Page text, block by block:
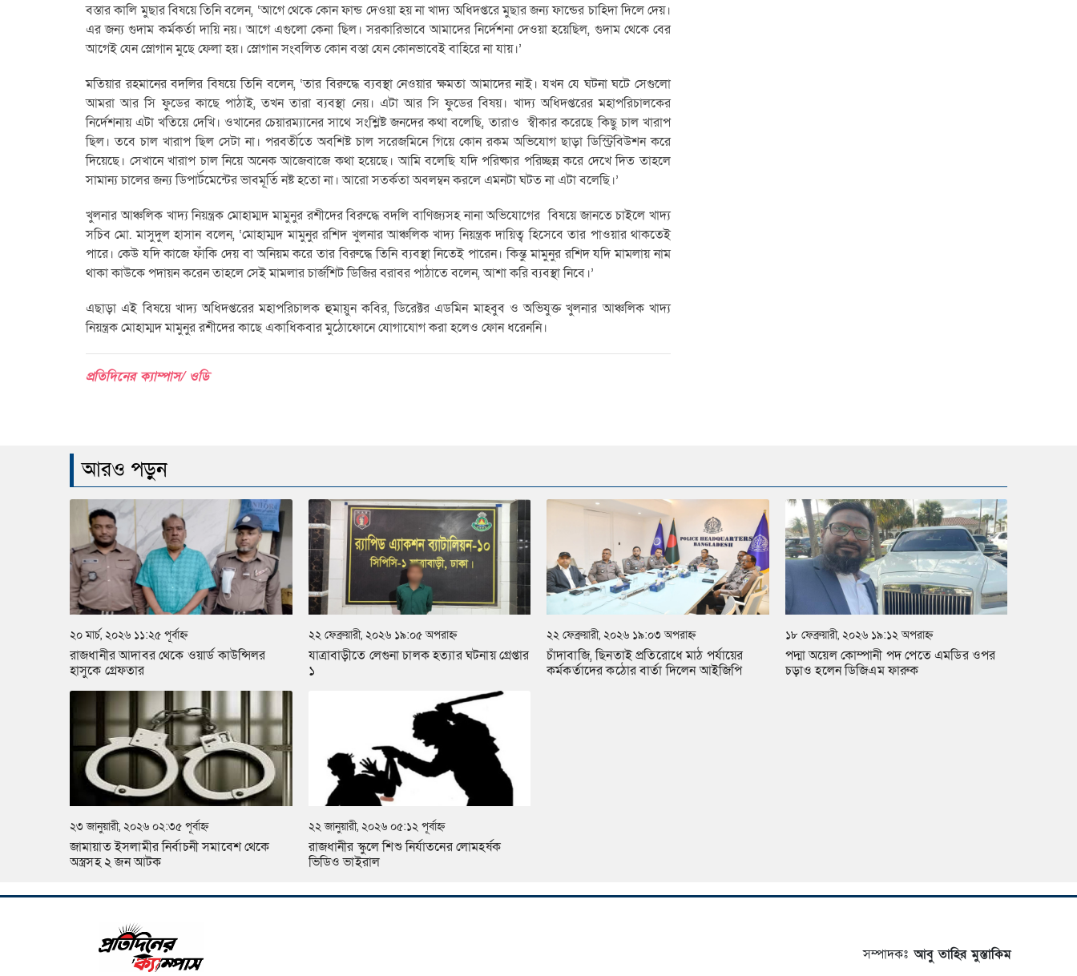
বস্তার কালি মুছার বিষয়ে তিনি বলেন, ‘আগে থেকে কোন ফান্ড দেওয়া হয় না খাদ্য অধিদপ্তরে মুছার জন্য ফান্ডের চাহিদা দিলে দেয়।
এর জন্য গুদাম কর্মকর্তা দায়ি নয়। আগে এগুলো কেনা ছিল। সরকারিভাবে আমাদের নির্দেশনা দেওয়া হয়েছিল, গুদাম থেকে বের
আগেই যেন স্লোগান মুছে ফেলা হয়। স্লোগান সংবলিত কোন বস্তা যেন কোনভাবেই বাহিরে না যায়।’
মতিয়ার রহমানের বদলির বিষয়ে তিনি বলেন, ‘তার বিরুদ্ধে ব্যবস্থা নেওয়ার ক্ষমতা আমাদের নাই। যখন যে ঘটনা ঘটে সেগুলো
আমরা আর সি ফুডের কাছে পাঠাই, তখন তারা ব্যবস্থা নেয়। এটা আর সি ফুডের বিষয়। খাদ্য অধিদপ্তরের মহাপরিচালকের
নির্দেশনায় এটা খতিয়ে দেখি। ওখানের চেয়ারম্যানের সাথে সংশ্লিষ্ট জনদের কথা বলেছি, তারাও স্বীকার করেছে কিছু চাল খারাপ
ছিল। তবে চাল খারাপ ছিল সেটা না। পরবর্তীতে অবশিষ্ট চাল সরেজমিনে গিয়ে কোন রকম অভিযোগ ছাড়া ডিস্ট্রিবিউশন করে
দিয়েছে। সেখানে খারাপ চাল নিয়ে অনেক আজেবাজে কথা হয়েছে। আমি বলেছি যদি পরিষ্কার পরিচ্ছন্ন করে দেখে দিত তাহলে
সামান্য চালের জন্য ডিপার্টমেন্টের ভাবমূর্তি নষ্ট হতো না। আরো সতর্কতা অবলম্বন করলে এমনটা ঘটত না এটা বলেছি।’
খুলনার আঞ্চলিক খাদ্য নিয়ন্ত্রক মোহাম্মদ মামুনুর রশীদের বিরুদ্ধে বদলি বাণিজ্যসহ নানা অভিযোগের বিষয়ে জানতে চাইলে খাদ্য
সচিব মো. মাসুদুল হাসান বলেন, ‘মোহাম্মদ মামুনুর রশিদ খুলনার আঞ্চলিক খাদ্য নিয়ন্ত্রক দায়িত্ব হিসেবে তার পাওয়ার থাকতেই
পারে। কেউ যদি কাজে ফাঁকি দেয় বা অনিয়ম করে তার বিরুদ্ধে তিনি ব্যবস্থা নিতেই পারেন। কিন্তু মামুনুর রশিদ যদি মামলায় নাম
থাকা কাউকে পদায়ন করেন তাহলে সেই মামলার চার্জশিট ডিজির বরাবর পাঠাতে বলেন, আশা করি ব্যবস্থা নিবে।’
এছাড়া এই বিষয়ে খাদ্য অধিদপ্তরের মহাপরিচালক হুমায়ুন কবির, ডিরেক্টর এডমিন মাহবুব ও অভিযুক্ত খুলনার আঞ্চলিক খাদ্য
নিয়ন্ত্রক মোহাম্মদ মামুনুর রশীদের কাছে একাধিকবার মুঠোফোনে যোগাযোগ করা হলেও ফোন ধরেননি।
প্রতিদিনের ক্যাম্পাস/ ওডি
আরও পড়ুন
২০ মার্চ, ২০২৬ ১১:২৫ পূর্বাহ্ন
রাজধানীর আদাবর থেকে ওয়ার্ড কাউন্সিলর
হাসুকে গ্রেফতার
২২ ফেব্রুয়ারী, ২০২৬ ১৯:০৫ অপরাহ্ন
যাত্রাবাড়ীতে লেগুনা চালক হত্যার ঘটনায় গ্রেপ্তার
১
২২ ফেব্রুয়ারী, ২০২৬ ১৯:০৩ অপরাহ্ন
চাঁদাবাজি, ছিনতাই প্রতিরোধে মাঠ পর্যায়ের
কর্মকর্তাদের কঠোর বার্তা দিলেন আইজিপি
১৮ ফেব্রুয়ারী, ২০২৬ ১৯:১২ অপরাহ্ন
পদ্মা অয়েল কোম্পানী পদ পেতে এমডির ওপর
চড়াও হলেন ডিজিএম ফারুক
২৩ জানুয়ারী, ২০২৬ ০২:৩৫ পূর্বাহ্ন
জামায়াত ইসলামীর নির্বাচনী সমাবেশ থেকে
অস্ত্রসহ ২ জন আটক
২২ জানুয়ারী, ২০২৬ ০৫:১২ পূর্বাহ্ন
রাজধানীর স্কুলে শিশু নির্যাতনের লোমহর্ষক
ভিডিও ভাইরাল
সম্পাদকঃআবু তাহির মুস্তাকিম